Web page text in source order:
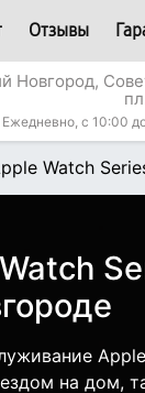
Отзывы
Новгород,
Ежедневно, с 10:00
Watch
на дом,